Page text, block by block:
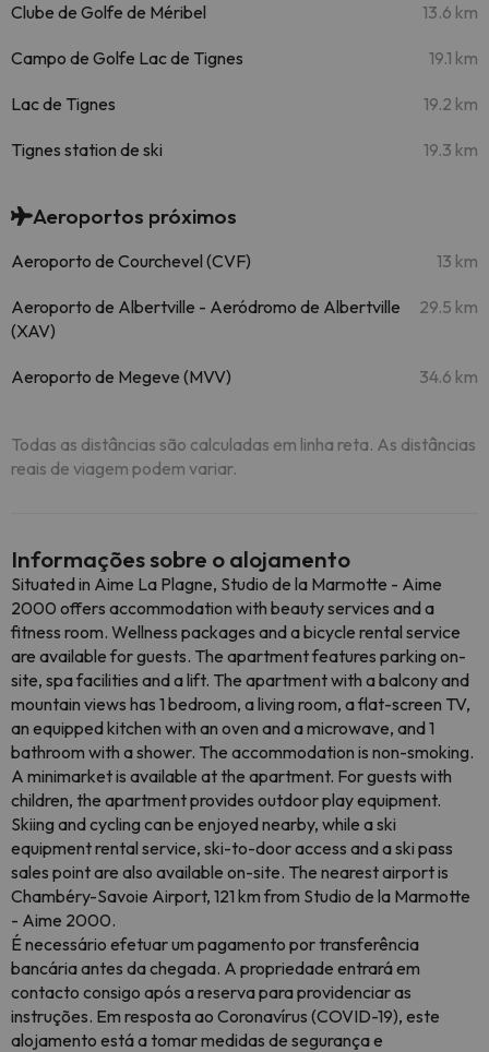
Clube de Golfe de Méribel 13.6 km
Campo de Golfe Lac de Tignes 19.1 km
Lac de Tignes 19.2 km
Tignes station de ski 19.3 km
Aeroportos próximos
Aeroporto de Courchevel (CVF) 13 km
Aeroporto de Albertville - Aeródromo de Albertville
(XAV)
29.5 km
Aeroporto de Megeve (MVV) 34.6 km
Todas as distâncias são calculadas em linha reta. As distâncias
reais de viagem podem variar.
Informações sobre o alojamento
Situated in Aime La Plagne, Studio de la Marmotte - Aime
2000 offers accommodation with beauty services and a
fitness room. Wellness packages and a bicycle rental service
are available for guests. The apartment features parking on-
site, spa facilities and a lift. The apartment with a balcony and
mountain views has 1 bedroom, a living room, a flat-screen TV,
an equipped kitchen with an oven and a microwave, and 1
bathroom with a shower. The accommodation is non-smoking.
A minimarket is available at the apartment. For guests with
children, the apartment provides outdoor play equipment.
Skiing and cycling can be enjoyed nearby, while a ski
equipment rental service, ski-to-door access and a ski pass
sales point are also available on-site. The nearest airport is
Chambéry-Savoie Airport, 121 km from Studio de la Marmotte
- Aime 2000.
É necessário efetuar um pagamento por transferência
bancária antes da chegada. A propriedade entrará em
contacto consigo após a reserva para providenciar as
instruções. Em resposta ao Coronavírus (COVID-19), este
alojamento está a tomar medidas de segurança e